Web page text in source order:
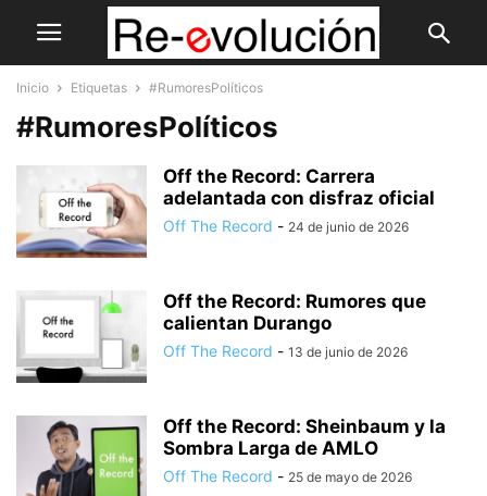
Inicio Etiquetas #RumoresPolíticos
#RumoresPolíticos
Off the Record: Carrera
adelantada con disfraz oficial
Off The Record - 24 de junio de 2026
Off the Record: Rumores que
calientan Durango
Off The Record - 13 de junio de 2026
Off the Record: Sheinbaum y la
Sombra Larga de AMLO
Off The Record - 25 de mayo de 2026